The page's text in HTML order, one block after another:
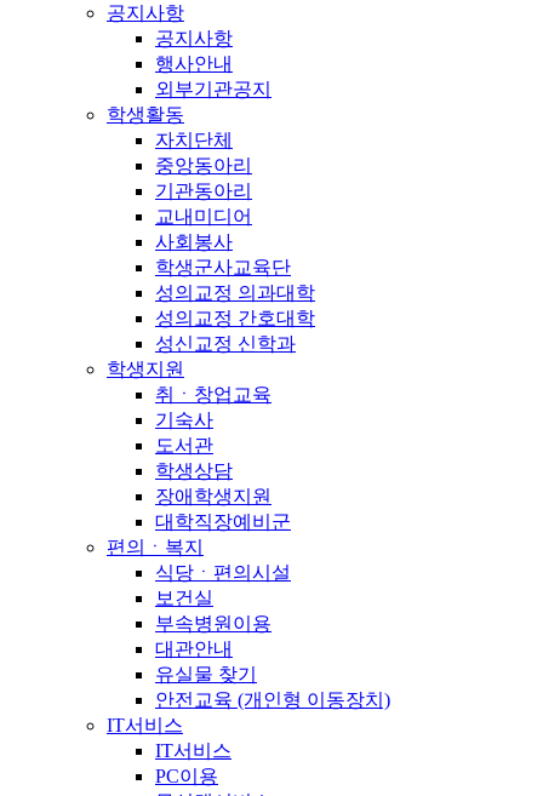
공지사항
공지사항
행사안내
외부기관공지
학생활동
자치단체
중앙동아리
기관동아리
교내미디어
사회봉사
학생군사교육단
성의교정 의과대학
성의교정 간호대학
성신교정 신학과
학생지원
취ㆍ창업교육
기숙사
도서관
학생상담
장애학생지원
대학직장예비군
편의ㆍ복지
식당ㆍ편의시설
보건실
부속병원이용
대관안내
유실물 찾기
안전교육 (개인형 이동장치)
IT서비스
IT서비스
PC이용